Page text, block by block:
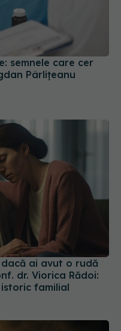
Pârlițeanu
dr. Viorica Rădoi:
familial